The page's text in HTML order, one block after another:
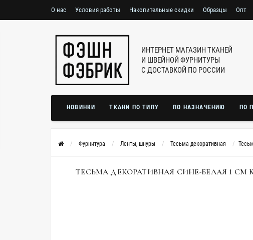
О нас Условия работы Накопительные скидки Образцы Опт
ИНТЕРНЕТ МАГАЗИН ТКАНЕЙ
И ШВЕЙНОЙ ФУРНИТУРЫ
С ДОСТАВКОЙ ПО РОССИИ
НОВИНКИ ТКАНИ ПО ТИПУ ПО НАЗНАЧЕНИЮ ПО
Фурнитура Ленты, шнуры Тесьма декоративная
ТЕСЬМА ДЕКОРАТИВНАЯ СИНЕ-БЕЛАЯ 1 СМ